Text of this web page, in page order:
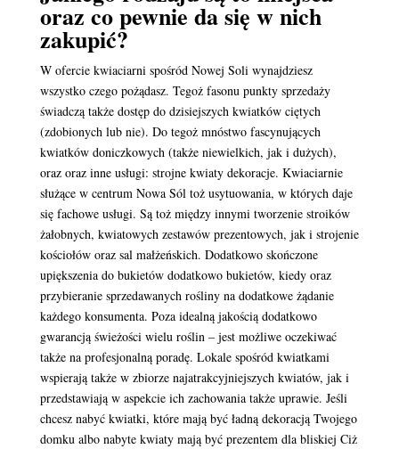
oraz co pewnie da się w nich
zakupić?
W ofercie kwiaciarni spośród Nowej Soli wynajdziesz
wszystko czego pożądasz. Tegoż fasonu punkty sprzedaży
świadczą także dostęp do dzisiejszych kwiatków ciętych
(zdobionych lub nie). Do tegoż mnóstwo fascynujących
kwiatków doniczkowych (także niewielkich, jak i dużych),
oraz oraz inne usługi: strojne kwiaty dekoracje. Kwiaciarnie
służące w centrum Nowa Sól toż usytuowania, w których daje
się fachowe usługi. Są toż między innymi tworzenie stroików
żałobnych, kwiatowych zestawów prezentowych, jak i strojenie
kościołów oraz sal małżeńskich. Dodatkowo skończone
upiększenia do bukietów dodatkowo bukietów, kiedy oraz
przybieranie sprzedawanych rośliny na dodatkowe żądanie
każdego konsumenta. Poza idealną jakością dodatkowo
gwarancją świeżości wielu roślin – jest możliwe oczekiwać
także na profesjonalną poradę. Lokale spośród kwiatkami
wspierają także w zbiorze najatrakcyjniejszych kwiatów, jak i
przedstawiają w aspekcie ich zachowania także uprawie. Jeśli
chcesz nabyć kwiatki, które mają być ładną dekoracją Twojego
domku albo nabyte kwiaty mają być prezentem dla bliskiej Ciż